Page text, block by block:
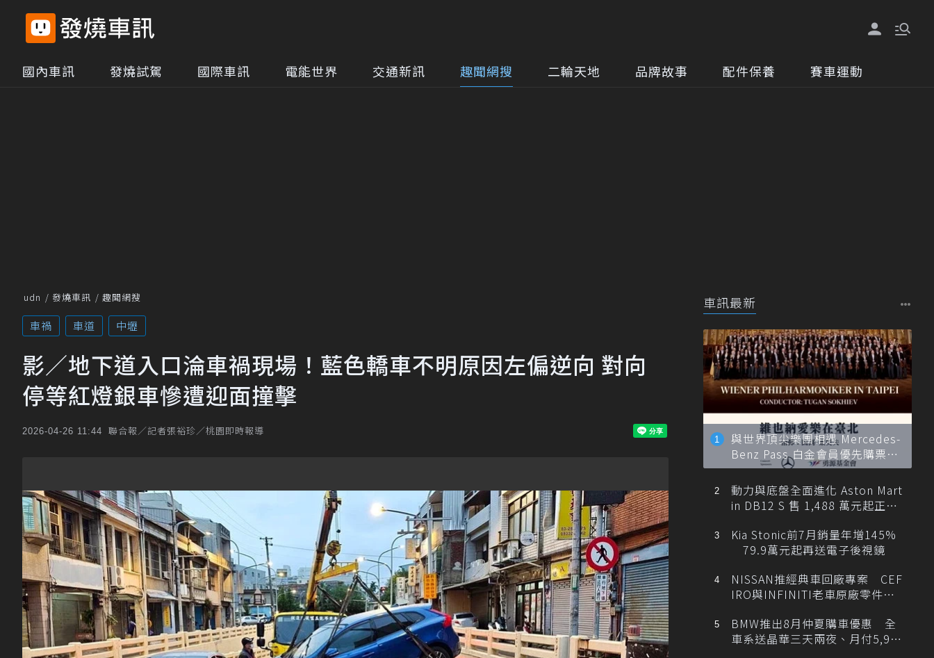
國內車訊 發燒試駕 國際車訊 電能世界 交通新訊 趣聞網搜 二輪天地 品牌故事 配件保養 賽車運動
udn 發燒車訊 趣聞網搜
車禍 車道 中壢
影／地下道入口淪車禍現場！藍色轎車不明原因左偏逆向 對向
停等紅燈銀車慘遭迎面撞擊
2026-04-26 11:44 聯合報／記者張裕珍／桃園即時報導
車訊最新
與世界頂尖樂團相遇 Mercedes-
Benz Pass 白金會員優先購票維
也納愛樂
動力與底盤全面進化 Aston Mart
in DB12 S 售 1,488 萬元起正式
Kia Stonic前7月銷量年增145%
79.9萬元起再送電子後視鏡
NISSAN推經典車回廠專案 CEF
IRO與INFINITI老車原廠零件最
BMW推出8月仲夏購車優惠 全
車系送晶華三天兩夜、月付5,900